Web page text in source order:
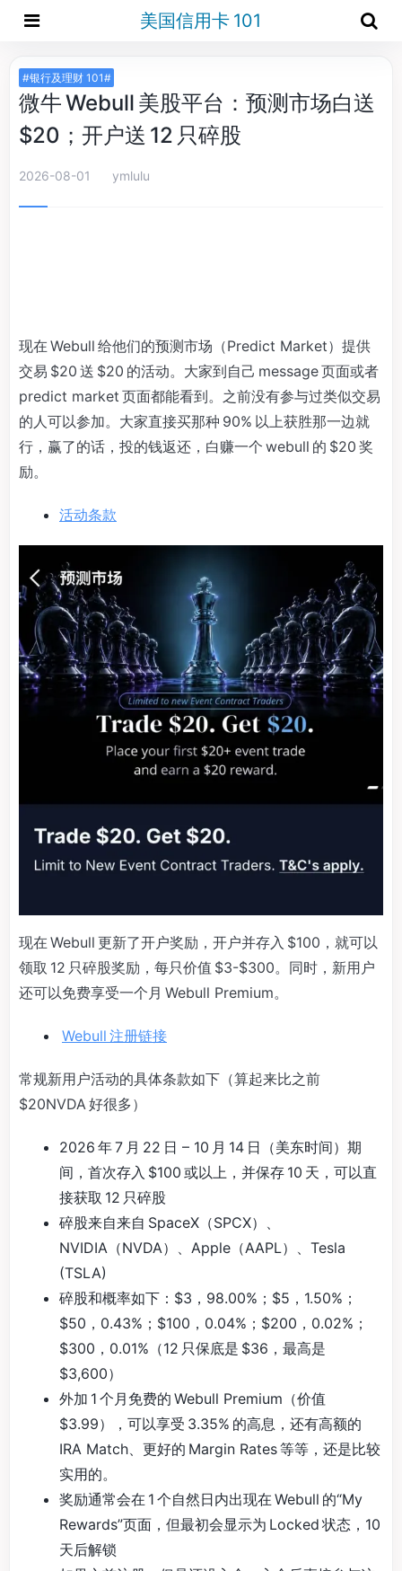
美国信用卡 101
#银行及理财 101#
微牛 Webull 美股平台：预测市场白送
$20；开户送 12 只碎股
2026-08-01 ymlulu
现在 Webull 给他们的预测市场（Predict Market）提供
交易 $20 送 $20 的活动。大家到自己 message 页面或者
predict market 页面都能看到。之前没有参与过类似交易
的人可以参加。大家直接买那种 90% 以上获胜那一边就
行，赢了的话，投的钱返还，白赚一个 webull 的 $20 奖
励。
活动条款
现在 Webull 更新了开户奖励，开户并存入 $100，就可以
领取 12 只碎股奖励，每只价值 $3-$300。同时，新用户
还可以免费享受一个月 Webull Premium。
Webull 注册链接
常规新用户活动的具体条款如下（算起来比之前
$20NVDA 好很多）
2026 年 7 月 22 日 – 10 月 14 日（美东时间）期
间，首次存入 $100 或以上，并保存 10 天，可以直
接获取 12 只碎股
碎股来自来自 SpaceX（SPCX）、
NVIDIA（NVDA）、Apple（AAPL）、Tesla
(TSLA)
碎股和概率如下：$3，98.00%；$5，1.50%；
$50，0.43%；$100，0.04%；$200，0.02%；
$300，0.01%（12 只保底是 $36，最高是
$3,600）
外加 1 个月免费的 Webull Premium（价值
$3.99），可以享受 3.35% 的高息，还有高额的
IRA Match、更好的 Margin Rates 等等，还是比较
实用的。
奖励通常会在 1 个自然日内出现在 Webull 的“My
Rewards”页面，但最初会显示为 Locked 状态，10
天后解锁